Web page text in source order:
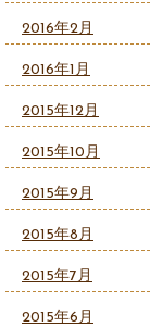
2016年2月
2016年1月
2015年12月
2015年10月
2015年9月
2015年8月
2015年7月
2015年6月